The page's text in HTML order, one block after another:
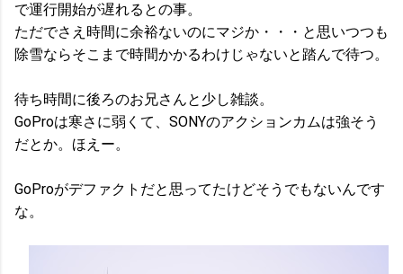
で運行開始が遅れるとの事。
ただでさえ時間に余裕ないのにマジか・・・と思いつつも
除雪ならそこまで時間かかるわけじゃないと踏んで待つ。
待ち時間に後ろのお兄さんと少し雑談。
GoProは寒さに弱くて、SONYのアクションカムは強そう
だとか。ほえー。
GoProがデファクトだと思ってたけどそうでもないんです
な。